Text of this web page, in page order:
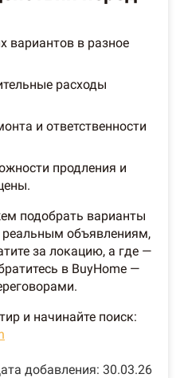
вариантов в разное
расходы
и ответственности
продления и
подобрать варианты
реальным объявлениям,
за локацию, а где —
в BuyHome —
и начинайте поиск:
добавления: 30.03.26